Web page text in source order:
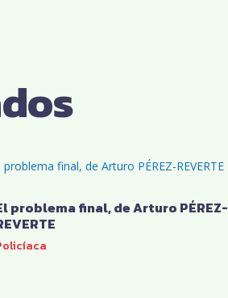
problema final, de Arturo PÉREZ-